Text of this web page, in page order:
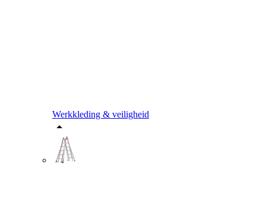
Werkkleding & veiligheid